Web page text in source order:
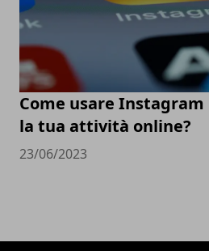
Come usare
la tua attività online?
23/06/2023